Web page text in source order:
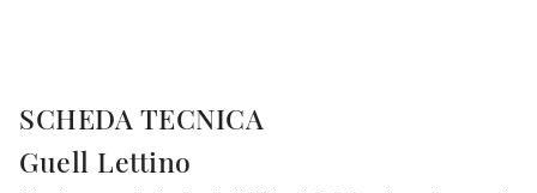
SCHEDA TECNICA
Guell Lettino